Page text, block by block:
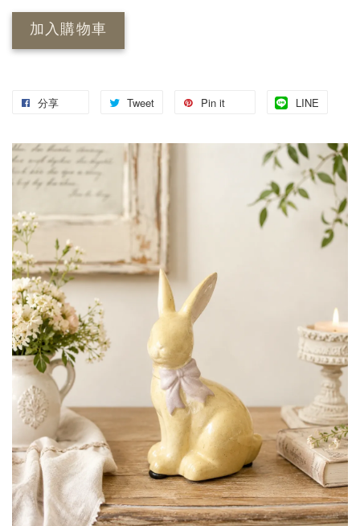
加入購物車
分享 Tweet Pin it LINE